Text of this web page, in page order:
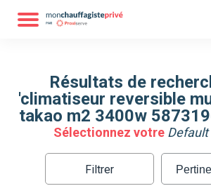
Résultats de
'climatiseur reversible
takao m2 3400w
Sélectionnez votre Default
Filtrer